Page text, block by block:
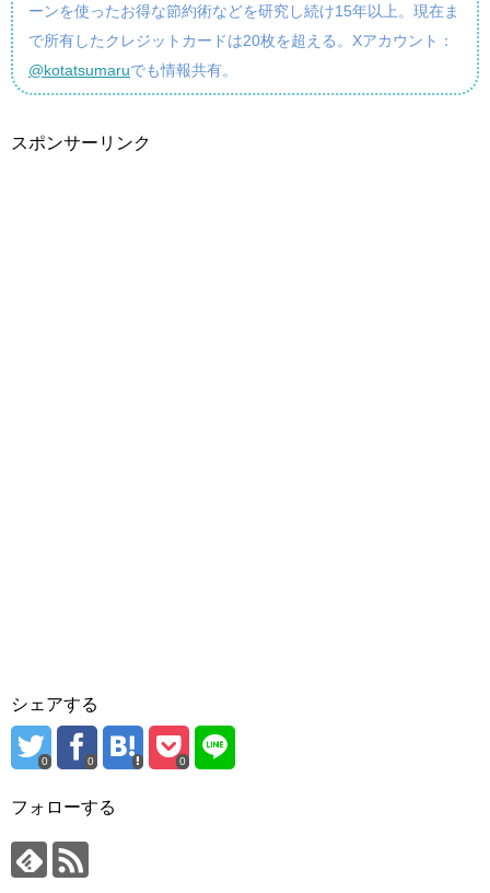
ーンを使ったお得な節約術などを研究し続け15年以上。現在ま
で所有したクレジットカードは20枚を超える。Xアカウント：
@kotatsumaruでも情報共有。
スポンサーリンク
シェアする
0 0 0
フォローする